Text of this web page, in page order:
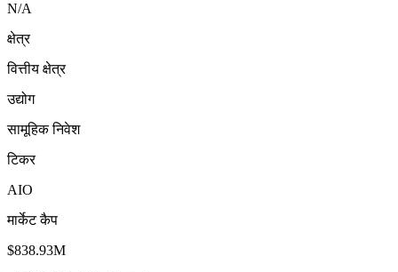
N/A
क्षेत्र
वित्तीय क्षेत्र
उद्योग
सामूहिक निवेश
टिकर
AIO
मार्केट कैप
$838.93M